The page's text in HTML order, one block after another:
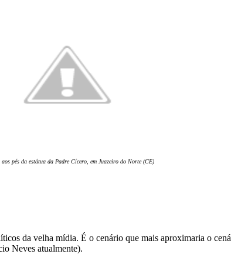
aos pés da estátua da Padre Cícero, em Juazeiro do Norte (CE)
da velha mídia. É o cenário que mais aproximaria o
Neves atualmente).